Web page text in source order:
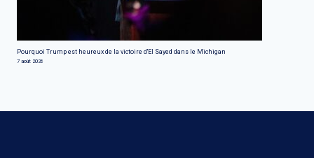
Pourquoi Trump est heureux de la victoire d'El Sayed dans le Michigan
7 août 2026